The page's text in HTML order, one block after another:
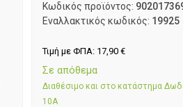
Κωδικός προϊόντος:
Εναλλακτικός κωδικός: 19925
Τιμή με ΦΠΑ: 17,90€
Σε απόθεμα
Διαθέσιμο και στο κατάστημα
10Α